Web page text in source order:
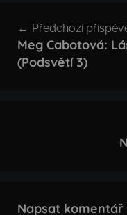
pro
příspěvek
Předchozí
Meg Cabotová:
(Podsvětí 3)
Napsat komentář